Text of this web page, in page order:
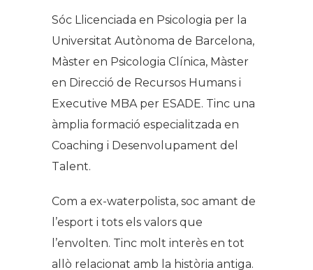
Sóc Llicenciada en Psicologia per la
Universitat Autònoma de Barcelona,
Màster en Psicologia Clínica, Màster
en Direcció de Recursos Humans i
Executive MBA per ESADE. Tinc una
àmplia formació especialitzada en
Coaching i Desenvolupament del
Talent.
Com a ex-waterpolista, soc amant de
l’esport i tots els valors que
l’envolten. Tinc molt interès en tot
allò relacionat amb la història antiga.